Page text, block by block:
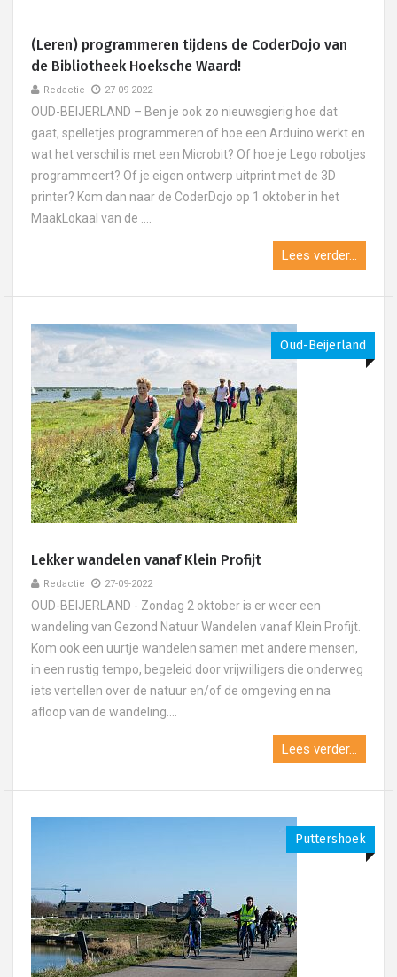
(Leren) programmeren tijdens de CoderDojo van
de Bibliotheek Hoeksche Waard!
Redactie 27-09-2022
OUD-BEIJERLAND – Ben je ook zo nieuwsgierig hoe dat
gaat, spelletjes programmeren of hoe een Arduino werkt en
wat het verschil is met een Microbit? Of hoe je Lego robotjes
programmeert? Of je eigen ontwerp uitprint met de 3D
printer? Kom dan naar de CoderDojo op 1 oktober in het
MaakLokaal van de ....
Lees verder...
Oud-Beijerland
Lekker wandelen vanaf Klein Profijt
Redactie 27-09-2022
OUD-BEIJERLAND - Zondag 2 oktober is er weer een
wandeling van Gezond Natuur Wandelen vanaf Klein Profijt.
Kom ook een uurtje wandelen samen met andere mensen,
in een rustig tempo, begeleid door vrijwilligers die onderweg
iets vertellen over de natuur en/of de omgeving en na
afloop van de wandeling....
Lees verder...
Puttershoek